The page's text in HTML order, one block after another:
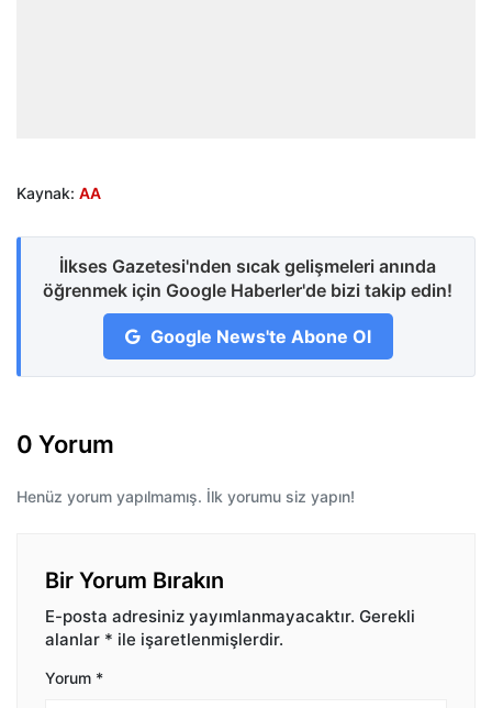
Kaynak: AA
İlkses Gazetesi'nden sıcak gelişmeleri anında
öğrenmek için Google Haberler'de bizi takip edin!
Google News'te Abone Ol
0 Yorum
Henüz yorum yapılmamış. İlk yorumu siz yapın!
Bir Yorum Bırakın
E-posta adresiniz yayımlanmayacaktır. Gerekli
alanlar * ile işaretlenmişlerdir.
Yorum *